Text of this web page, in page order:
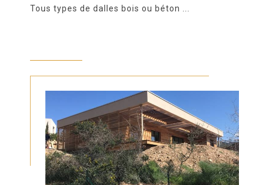
Tous types de dalles bois ou béton ...